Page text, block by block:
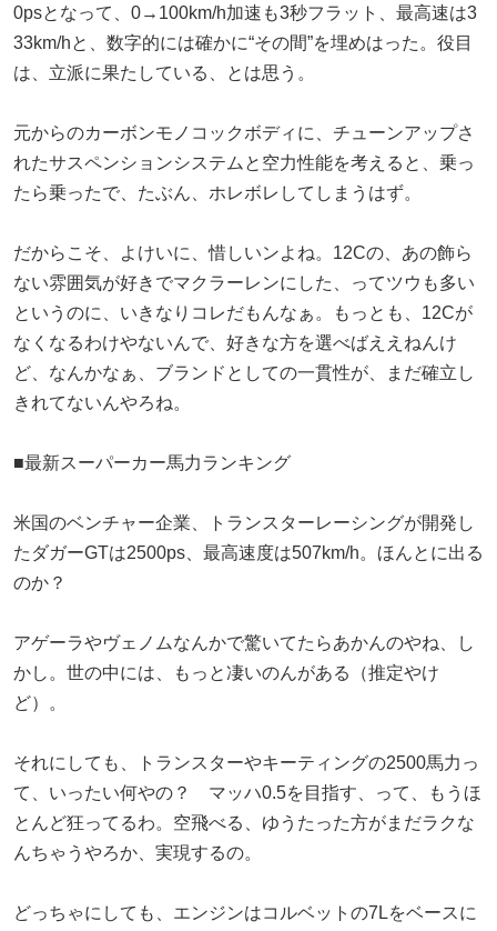
0psとなって、0→100km/h加速も3秒フラット、最高速は3
33km/hと、数字的には確かに“その間”を埋めはった。役目
は、立派に果たしている、とは思う。
元からのカーボンモノコックボディに、チューンアップさ
れたサスペンションシステムと空力性能を考えると、乗っ
たら乗ったで、たぶん、ホレボレしてしまうはず。
だからこそ、よけいに、惜しいンよね。12Cの、あの飾ら
ない雰囲気が好きでマクラーレンにした、ってツウも多い
というのに、いきなりコレだもんなぁ。もっとも、12Cが
なくなるわけやないんで、好きな方を選べばええねんけ
ど、なんかなぁ、ブランドとしての一貫性が、まだ確立し
きれてないんやろね。
■最新スーパーカー馬力ランキング
米国のベンチャー企業、トランスターレーシングが開発し
たダガーGTは2500ps、最高速度は507km/h。ほんとに出る
のか？
アゲーラやヴェノムなんかで驚いてたらあかんのやね、し
かし。世の中には、もっと凄いのんがある（推定やけ
ど）。
それにしても、トランスターやキーティングの2500馬力っ
て、いったい何やの？ マッハ0.5を目指す、って、もうほ
とんど狂ってるわ。空飛べる、ゆうたった方がまだラクな
んちゃうやろか、実現するの。
どっちゃにしても、エンジンはコルベットの7Lをベースに